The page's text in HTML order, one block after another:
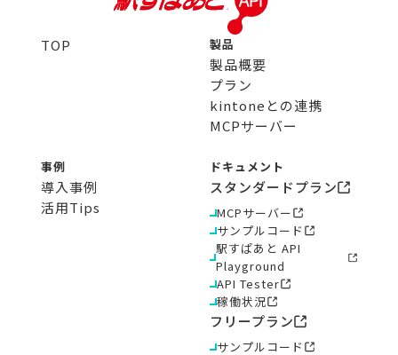
TOP 製品
製品概要
プラン
kintoneとの連携
MCPサーバー
事例
導入事例
活用Tips
ドキュメント
スタンダードプラン
MCPサーバー
サンプルコード
駅すぱあと API
Playground
API Tester
稼働状況
フリープラン
サンプルコード